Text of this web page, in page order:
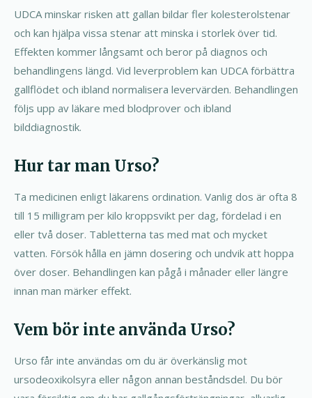
UDCA minskar risken att gallan bildar fler kolesterolstenar
och kan hjälpa vissa stenar att minska i storlek över tid.
Effekten kommer långsamt och beror på diagnos och
behandlingens längd. Vid leverproblem kan UDCA förbättra
gallflödet och ibland normalisera levervärden. Behandlingen
följs upp av läkare med blodprover och ibland
bilddiagnostik.
Hur tar man Urso?
Ta medicinen enligt läkarens ordination. Vanlig dos är ofta 8
till 15 milligram per kilo kroppsvikt per dag, fördelad i en
eller två doser. Tabletterna tas med mat och mycket
vatten. Försök hålla en jämn dosering och undvik att hoppa
över doser. Behandlingen kan pågå i månader eller längre
innan man märker effekt.
Vem bör inte använda Urso?
Urso får inte användas om du är överkänslig mot
ursodeoxikolsyra eller någon annan beståndsdel. Du bör